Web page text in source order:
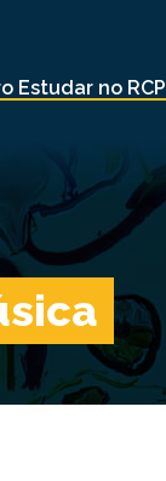
Estudar no RCP